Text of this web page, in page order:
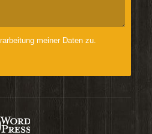
meiner Daten zu.